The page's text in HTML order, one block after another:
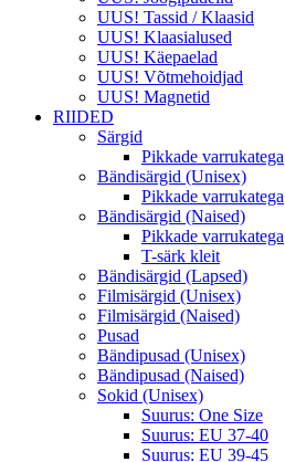
UUS! Tassid / Klaasid
UUS! Klaasialused
UUS! Käepaelad
UUS! Võtmehoidjad
UUS! Magnetid
RIIDED
Särgid
Pikkade varrukatega
Bändisärgid (Unisex)
Pikkade varrukatega
Bändisärgid (Naised)
Pikkade varrukatega
T-särk kleit
Bändisärgid (Lapsed)
Filmisärgid (Unisex)
Filmisärgid (Naised)
Pusad
Bändipusad (Unisex)
Bändipusad (Naised)
Sokid (Unisex)
Suurus: One Size
Suurus: EU 37-40
Suurus: EU 39-45